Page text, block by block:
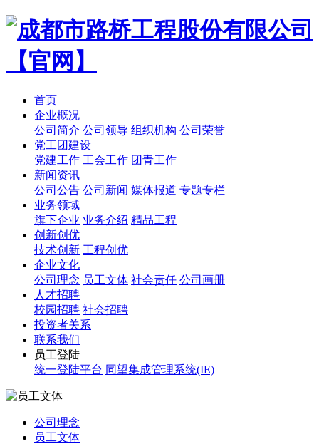
首页
企业概况
公司简介 公司领导 组织机构 公司荣誉
党工团建设
党建工作 工会工作 团青工作
新闻资讯
公司公告 公司新闻 媒体报道 专题专栏
业务领域
旗下企业 业务介绍 精品工程
创新创优
技术创新 工程创优
企业文化
公司理念 员工文体 社会责任 公司画册
人才招聘
校园招聘 社会招聘
投资者关系
联系我们
员工登陆
统一登陆平台 同望集成管理系统(IE)
公司理念
员工文体